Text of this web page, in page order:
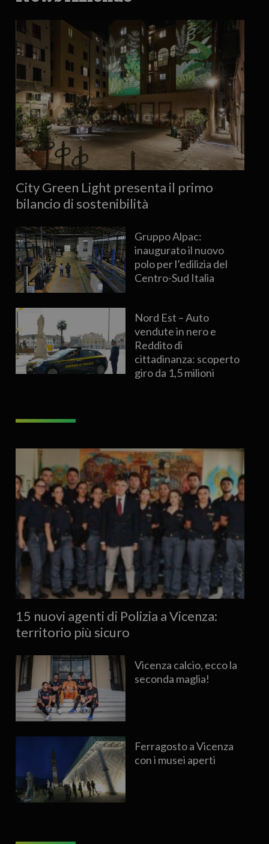
City Green Light presenta il primo
bilancio di sostenibilità
Gruppo Alpac:
inaugurato il nuovo
polo per l’edilizia del
Centro-Sud Italia
Nord Est – Auto
vendute in nero e
Reddito di
cittadinanza: scoperto
giro da 1,5 milioni
15 nuovi agenti di Polizia a Vicenza:
territorio più sicuro
Vicenza calcio, ecco la
seconda maglia!
Ferragosto a Vicenza
con i musei aperti